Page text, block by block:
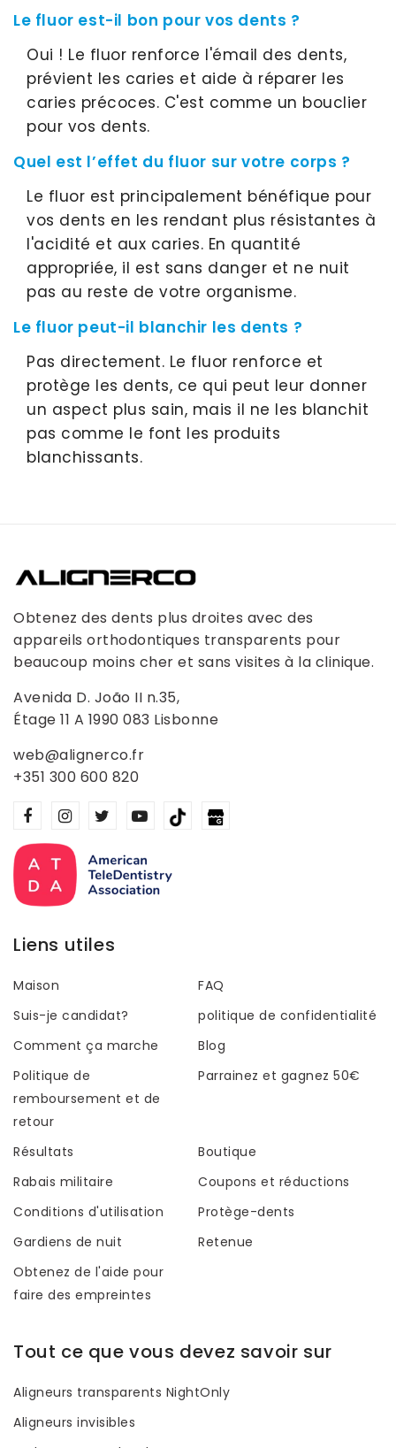
Le fluor est-il bon pour vos dents ?
Oui ! Le fluor renforce l'émail des dents,
prévient les caries et aide à réparer les
caries précoces. C'est comme un bouclier
pour vos dents.
Quel est l’effet du fluor sur votre corps ?
Le fluor est principalement bénéfique pour
vos dents en les rendant plus résistantes à
l'acidité et aux caries. En quantité
appropriée, il est sans danger et ne nuit
pas au reste de votre organisme.
Le fluor peut-il blanchir les dents ?
Pas directement. Le fluor renforce et
protège les dents, ce qui peut leur donner
un aspect plus sain, mais il ne les blanchit
pas comme le font les produits
blanchissants.
Obtenez des dents plus droites avec des
appareils orthodontiques transparents pour
beaucoup moins cher et sans visites à la clinique.
Avenida D. João II n.35,
Étage 11 A 1990 083 Lisbonne
web@alignerco.fr
+351 300 600 820
Liens utiles
Maison
FAQ
Suis-je candidat?
politique de confidentialité
Comment ça marche
Blog
Politique de
remboursement et de
retour
Parrainez et gagnez 50€
Résultats
Boutique
Rabais militaire
Coupons et réductions
Conditions d'utilisation
Protège-dents
Gardiens de nuit
Retenue
Obtenez de l'aide pour
faire des empreintes
Tout ce que vous devez savoir sur
Aligneurs transparents NightOnly
Aligneurs invisibles